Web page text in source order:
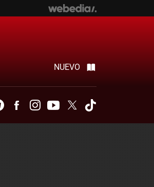
NUEVO
TelegramFacebookInstagramYoutubeTwitter